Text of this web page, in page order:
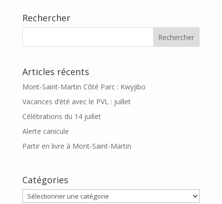
Rechercher
Articles récents
Mont-Saint-Martin Côté Parc : Kwyjibo
Vacances d’été avec le PVL : juillet
Célébrations du 14 juillet
Alerte canicule
Partir en livre à Mont-Saint-Martin
Catégories
Catégories